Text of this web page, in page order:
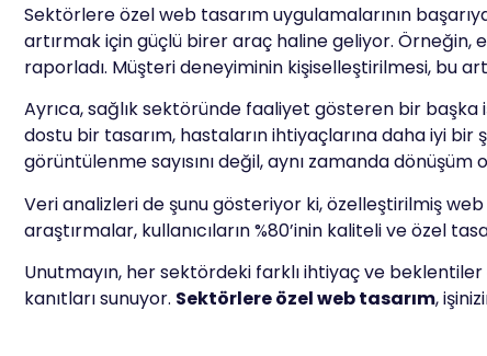
Sektörlere özel web tasarım uygulamalarının
artırmak için güçlü birer araç haline geliyor. Örneğin,
raporladı. Müşteri deneyiminin kişiselleştirilmesi, bu
Ayrıca, sağlık sektöründe faaliyet gösteren bir başka
dostu bir tasarım, hastaların ihtiyaçlarına daha iyi bir
görüntülenme sayısını değil, aynı zamanda dönüşüm
Veri analizleri de şunu gösteriyor ki, özelleştirilmiş
araştırmalar, kullanıcıların %80’inin kaliteli ve özel
Unutmayın, her sektördeki farklı ihtiyaç ve
kanıtları sunuyor. Sektörlere özel web tasarım,